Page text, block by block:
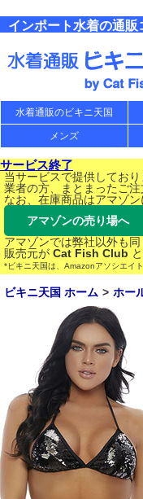
インポート水着の通
水着通販のビキニ天国
メンズ
サービス終了
当サービスで提供してお
業者の方、まとまったご注
なお、在庫商品はアマゾン
アマゾンの売り場へ
アマゾンでは弊社以外も
販売元が Cat Fish Club
*ビキニ天国は、Amazonアソシエイ
ビキニ天国 ホーム ホー